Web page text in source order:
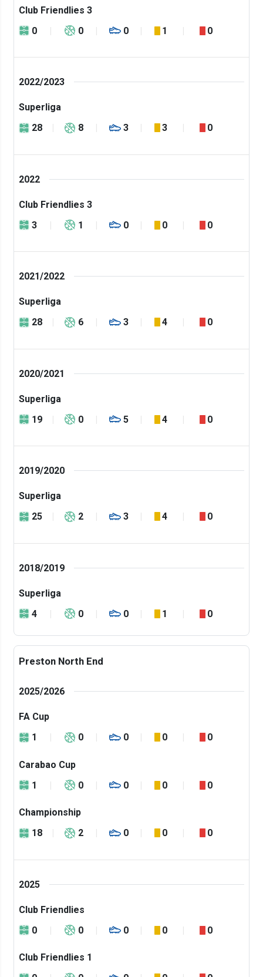
Club Friendlies 3
0
0 0 1 0
2022/2023
Superliga
28
8 3 3 0
2022
Club Friendlies 3
3
1 0 0 0
2021/2022
Superliga
28
6 3 4 0
2020/2021
Superliga
19
0 5 4 0
2019/2020
Superliga
25
2 3 4 0
2018/2019
Superliga
4
0 0 1 0
Preston North End
2025/2026
FA Cup
1
0 0 0 0
Carabao Cup
1
0 0 0 0
Championship
18
2 0 0 0
2025
Club Friendlies
0
0 0 0 0
Club Friendlies 1